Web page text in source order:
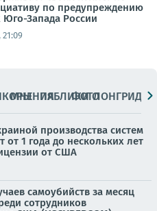
по предупреждению
Запада России
МНЕНИЯПАБЛИКИ
ФОТОЛОНГРИДЫ
производства систем
1 года до нескольких лет
от США
самоубийств за месяц
сотрудников